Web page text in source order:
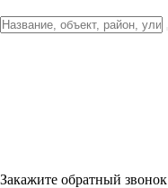
Закажите обратный